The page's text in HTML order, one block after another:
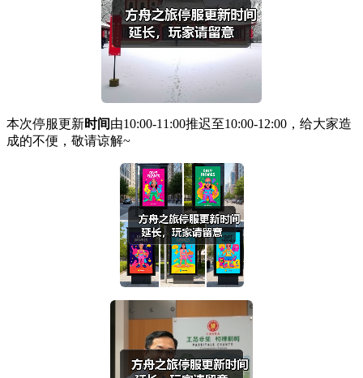
本次停服更新时间由10:00-11:00推迟至10:00-12:00，给大家造
成的不便，敬请谅解~